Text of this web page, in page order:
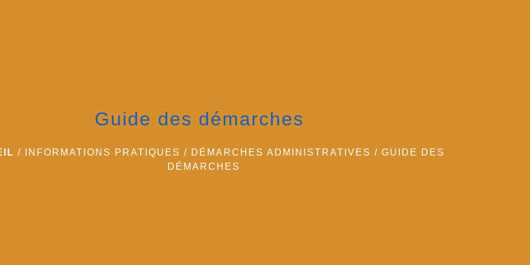
Guide des démarches
/ INFORMATIONS PRATIQUES / DÉMARCHES ADMINISTRATIVES /GUIDE DES
DÉMARCHES